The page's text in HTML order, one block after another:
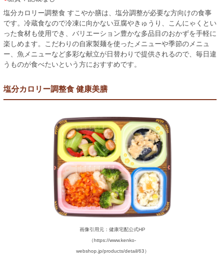
塩分カロリー調整食 すこやか膳は、塩分調整が必要な方向けの食事
です。冷蔵食なので冷凍に向かない豆腐やきゅうり、こんにゃくとい
った食材も使用でき、バリエーション豊かな多品目のおかずを手軽に
楽しめます。こだわりの自家製麺を使ったメニューや季節のメニュ
ー、魚メニューなど多彩な献立が日替わりで提供されるので、毎日違
うものが食べたいという方におすすめです。
塩分カロリー調整食 健康美膳
画像引用元：健康宅配公式HP
（https://www.kenko-
webshop.jp/products/detail/63）